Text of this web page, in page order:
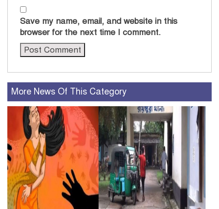
Save my name, email, and website in this
browser for the next time I comment.
More News Of This Category